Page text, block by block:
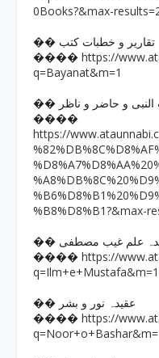
0Books?&max-
�� تقاریر و خطبات کتب
���� https://
q=Bayanat&m=1
النبی و حاضر و ناظر
����
https://
%B8%D8%B1?&max-
علم غیب مصطفی
���� https://
q=Ilm+e+Mustafa&m=1
�� عقیدہ نور و بشر
���� https://